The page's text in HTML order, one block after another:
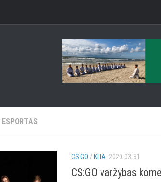
ESPORTAS
CS:GO / KITA 2020-03-31
CS:GO varžybas